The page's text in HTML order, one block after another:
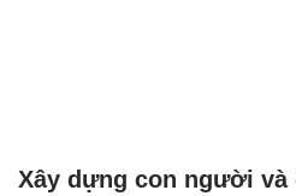
Xây dựng con người